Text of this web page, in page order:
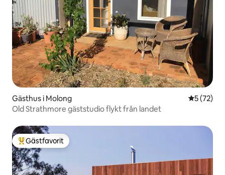
Gästhus i Molong 5 av 5 i
5 (72)
Old Strathmore gäststudio flykt från landet
Populär gästfavorit
Gästfavorit